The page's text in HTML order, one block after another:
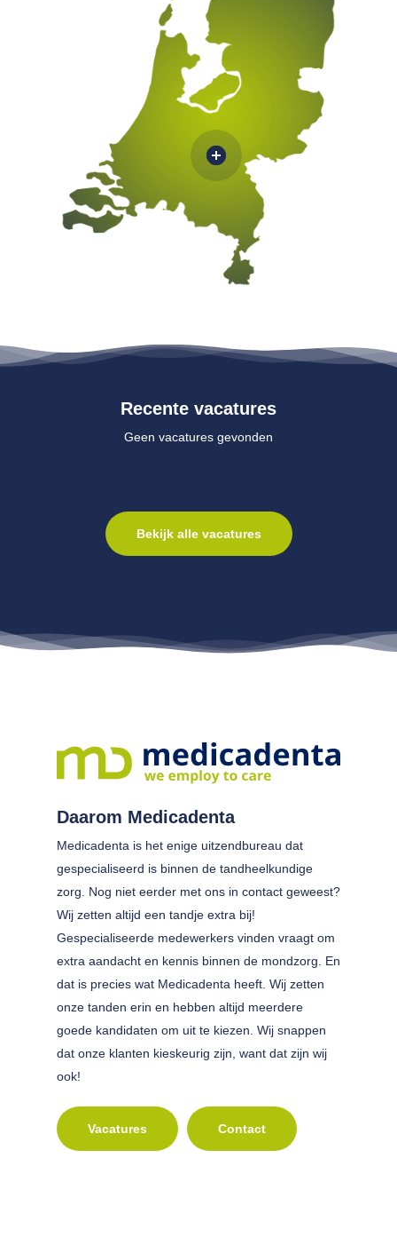
Recente vacatures
Geen vacatures gevonden
Bekijk alle vacatures
Daarom Medicadenta
Medicadenta is het enige uitzendbureau dat
gespecialiseerd is binnen de tandheelkundige
zorg. Nog niet eerder met ons in contact geweest?
Wij zetten altijd een tandje extra bij!
Gespecialiseerde medewerkers vinden vraagt om
extra aandacht en kennis binnen de mondzorg. En
dat is precies wat Medicadenta heeft. Wij zetten
onze tanden erin en hebben altijd meerdere
goede kandidaten om uit te kiezen. Wij snappen
dat onze klanten kieskeurig zijn, want dat zijn wij
ook!
Vacatures Contact